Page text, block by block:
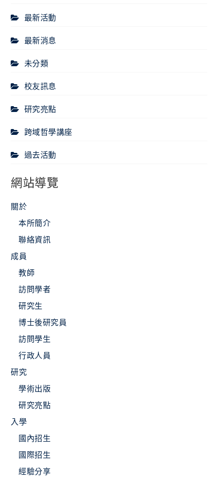
最新活動
最新消息
未分類
校友訊息
研究亮點
跨域哲學講座
過去活動
網站導覽
關於
本所簡介
聯絡資訊
成員
教師
訪問學者
研究生
博士後研究員
訪問學生
行政人員
研究
學術出版
研究亮點
入學
國內招生
國際招生
經驗分享